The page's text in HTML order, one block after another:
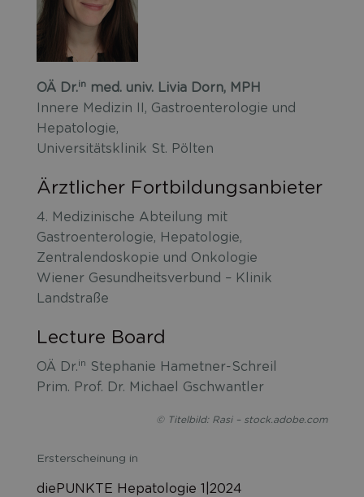
OÄ Dr.in med. univ. Livia Dorn, MPH
Innere Medizin II, Gastroenterologie und
Hepatologie,
Universitätsklinik St. Pölten
Ärztlicher Fortbildungsanbieter
4. Medizinische Abteilung mit
Gastroenterologie, Hepatologie,
Zentralendoskopie und Onkologie
Wiener Gesundheitsverbund – Klinik
Landstraße
Lecture Board
OÄ Dr.in
Stephanie Hametner-Schreil
Prim. Prof. Dr. Michael Gschwantler
© Titelbild: Rasi – stock.adobe.com
Ersterscheinung in
diePUNKTE Hepatologie 1|2024